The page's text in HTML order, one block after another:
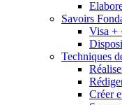
Savoirs
Visa +
Techniques
Créer